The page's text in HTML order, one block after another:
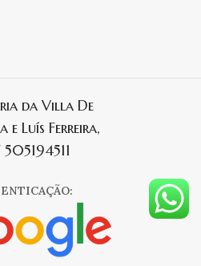
da Villa De
e Luís Ferreira,
505194511